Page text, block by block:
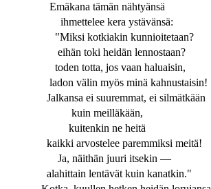
Emäkana tämän nähtyänsä
ihmettelee kera ystävänsä:
"Miksi kotkiakin kunnioitetaan?
eihän toki heidän lennostaan?
toden totta, jos vaan haluaisin,
ladon välin myös minä kahnustaisin!
Jalkansa ei suuremmat, ei silmätkään
kuin meilläkään,
kuitenkin ne heitä
kaikki arvostelee paremmiksi meitä!
Ja, näithän juuri itsekin —
alahittain lentävät kuin kanatkin."